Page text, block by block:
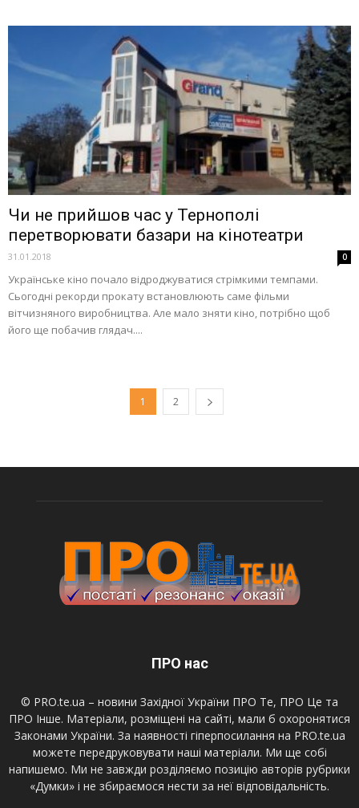
Чи не прийшов час у Тернополі
перетворювати базари на кінотеатри
31.01.2018 0
Українське кіно почало відроджуватися стрімкими темпами.
Сьогодні рекорди прокату встановлюють саме фільми
вітчизняного виробництва. Але мало зняти кіно, потрібно щоб
його ще побачив глядач....
1 2
ПРО нас
© PRO.te.ua – новини Західної України ПРО Те, ПРО Це та
ПРО Інше. Матеріали, розміщені на сайті, мали б охоронятися
Законами України. За наявності гіперпосилання на PRO.te.ua
можете передруковувати наші матеріали. Ми ще собі
напишемо. Ми не завжди розділяємо позицію авторів рубрики
«Думки» і не збираємося нести за неї відповідальність.